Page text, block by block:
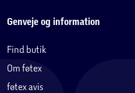
Genveje og information
Find butik
Om føtex
føtex avis